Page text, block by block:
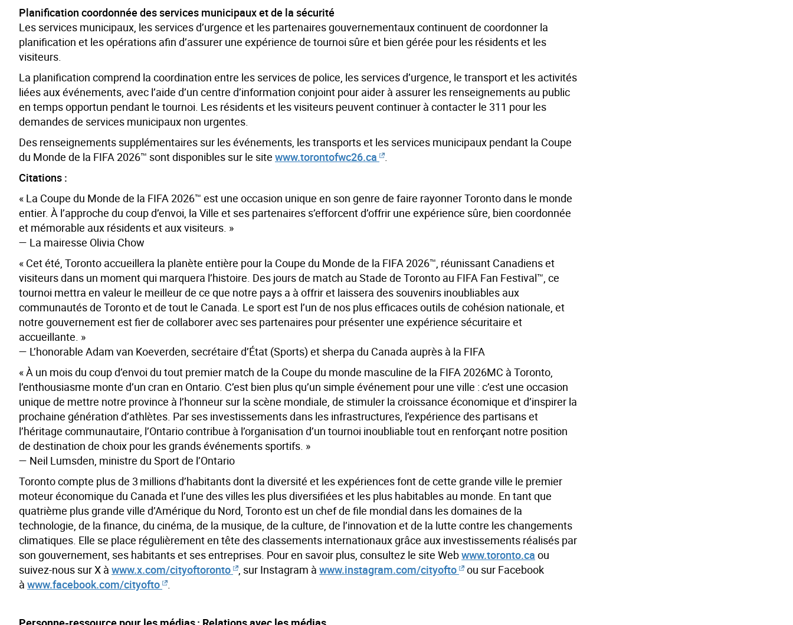
Planification coordonnée des services municipaux et de la sécurité
Les services municipaux, les services d’urgence et les partenaires gouvernementaux continuent de coordonner la
planification et les opérations afin d’assurer une expérience de tournoi sûre et bien gérée pour les résidents et les
visiteurs.
La planification comprend la coordination entre les services de police, les services d’urgence, le transport et les activités
liées aux événements, avec l’aide d’un centre d’information conjoint pour aider à assurer les renseignements au public
en temps opportun pendant le tournoi. Les résidents et les visiteurs peuvent continuer à contacter le 311 pour les
demandes de services municipaux non urgentes.
Des renseignements supplémentaires sur les événements, les transports et les services municipaux pendant la Coupe
du Monde de la FIFA 2026™ sont disponibles sur le site www.torontofwc26.ca
.
Citations :
« La Coupe du Monde de la FIFA 2026™ est une occasion unique en son genre de faire rayonner Toronto dans le monde
entier. À l’approche du coup d’envoi, la Ville et ses partenaires s’efforcent d’offrir une expérience sûre, bien coordonnée
et mémorable aux résidents et aux visiteurs. »
— La mairesse Olivia Chow
« Cet été, Toronto accueillera la planète entière pour la Coupe du Monde de la FIFA 2026™, réunissant Canadiens et
visiteurs dans un moment qui marquera l’histoire. Des jours de match au Stade de Toronto au FIFA Fan Festival™, ce
tournoi mettra en valeur le meilleur de ce que notre pays a à offrir et laissera des souvenirs inoubliables aux
communautés de Toronto et de tout le Canada. Le sport est l’un de nos plus efficaces outils de cohésion nationale, et
notre gouvernement est fier de collaborer avec ses partenaires pour présenter une expérience sécuritaire et
accueillante. »
— L’honorable Adam van Koeverden, secrétaire d’État (Sports) et sherpa du Canada auprès à la FIFA
« À un mois du coup d’envoi du tout premier match de la Coupe du monde masculine de la FIFA 2026MC à Toronto,
l’enthousiasme monte d’un cran en Ontario. C’est bien plus qu’un simple événement pour une ville : c’est une occasion
unique de mettre notre province à l’honneur sur la scène mondiale, de stimuler la croissance économique et d’inspirer la
prochaine génération d’athlètes. Par ses investissements dans les infrastructures, l’expérience des partisans et
l’héritage communautaire, l’Ontario contribue à l’organisation d’un tournoi inoubliable tout en renforçant notre position
de destination de choix pour les grands événements sportifs. »
— Neil Lumsden, ministre du Sport de l’Ontario
Toronto compte plus de 3 millions d’habitants dont la diversité et les expériences font de cette grande ville le premier
moteur économique du Canada et l’une des villes les plus diversifiées et les plus habitables au monde. En tant que
quatrième plus grande ville d’Amérique du Nord, Toronto est un chef de file mondial dans les domaines de la
technologie, de la finance, du cinéma, de la musique, de la culture, de l’innovation et de la lutte contre les changements
climatiques. Elle se place régulièrement en tête des classements internationaux grâce aux investissements réalisés par
son gouvernement, ses habitants et ses entreprises. Pour en savoir plus, consultez le site Webwww.toronto.ca ou
suivez-nous sur X à www.x.com/cityoftoronto , sur Instagram à www.instagram.com/cityofto
ou sur Facebook
à www.facebook.com/cityofto .